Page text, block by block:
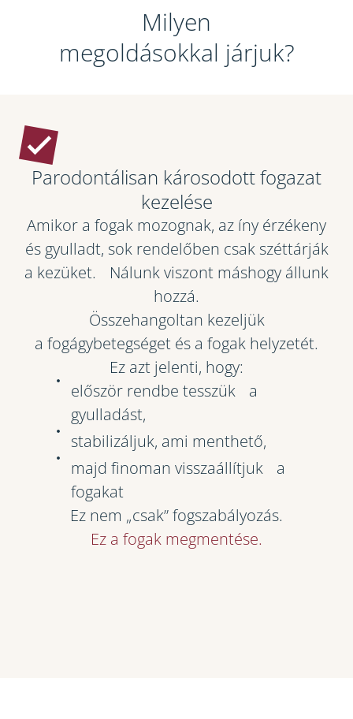
Milyen
megoldásokkal járjuk?
Parodontálisan károsodott fogazat
kezelése
Amikor a fogak mozognak, az íny érzékeny
és gyulladt, sok rendelőben csak széttárják
a kezüket. Nálunk viszont máshogy állunk
hozzá.
Összehangoltan kezeljük
a fogágybetegséget és a fogak helyzetét.
Ez azt jelenti, hogy:
először rendbe tesszük a
gyulladást,
stabilizáljuk, ami menthető,
majd finoman visszaállítjuk a
fogakat
Ez nem „csak” fogszabályozás.
Ez a fogak megmentése.